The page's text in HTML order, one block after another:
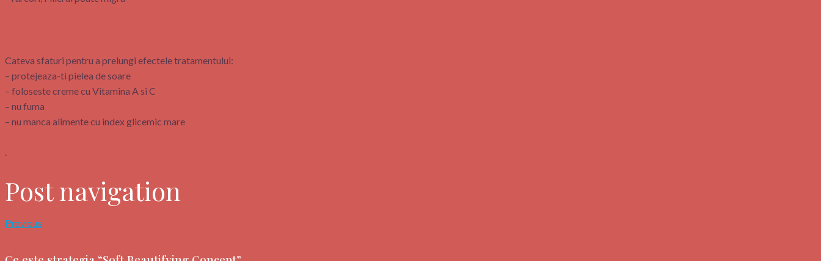
Cateva sfaturi pentru a prelungi efectele tratamentului:
– protejeaza-ti pielea de soare
– foloseste creme cu Vitamina A si C
– nu fuma
– nu manca alimente cu index glicemic mare
.
Post navigation
Previous